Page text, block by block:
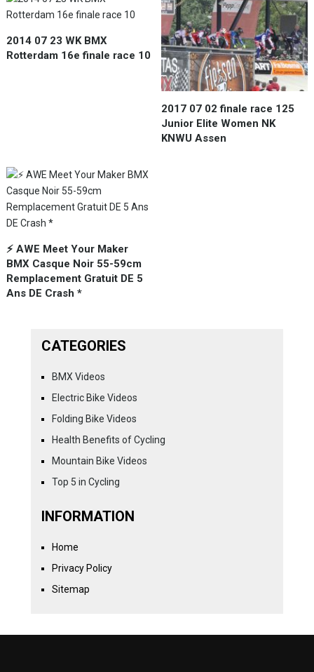
2014 07 23 WK BMX
Rotterdam 16e finale race 10
2017 07 02 finale race 125
Junior Elite Women NK
KNWU Assen
⚡️ AWE Meet Your Maker
BMX Casque Noir 55-59cm
Remplacement Gratuit DE 5
Ans DE Crash *
CATEGORIES
BMX Videos
Electric Bike Videos
Folding Bike Videos
Health Benefits of Cycling
Mountain Bike Videos
Top 5 in Cycling
INFORMATION
Home
Privacy Policy
Sitemap